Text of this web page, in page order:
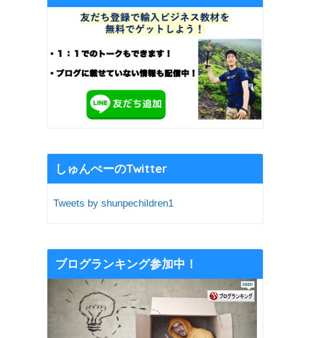
しゅんぺーのTwitter
Tweets by shunpechildren1
ブログランキング参加中！